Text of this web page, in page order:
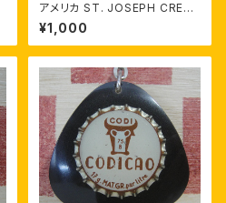
アメリカ ST. JOSEPH CREDI
T UNION［ セントジョセフ信用
組合］ナンバー ワン １形 キーホ
ルダー
¥1,000